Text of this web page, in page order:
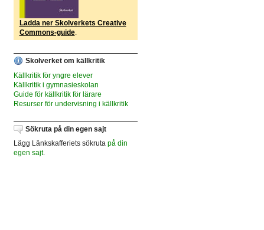
Ladda ner Skolverkets Creative
Commons-guide.
Skolverket om källkritik
Källkritik för yngre elever
Källkritik i gymnasieskolan
Guide för källkritik för lärare
Resurser för undervisning i källkritik
Sökruta på din egen sajt
Lägg Länkskafferiets sökruta på din
egen sajt.